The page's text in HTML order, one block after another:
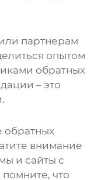
партнерам
опытом
обратных
– это
обратных
внимание
и сайты с
что